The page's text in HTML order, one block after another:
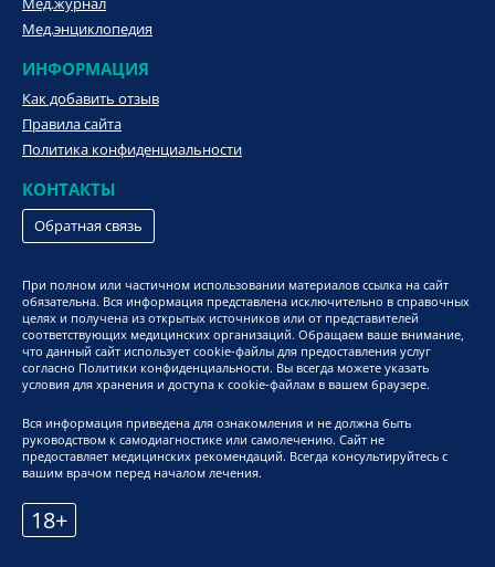
Мед.энциклопедия
ИНФОРМАЦИЯ
Как добавить отзыв
Правила сайта
Политика конфиденциальности
КОНТАКТЫ
Обратная связь
При полном или частичном использовании материалов ссылка на сайт
обязательна. Вся информация представлена исключительно в справочных
целях и получена из открытых источников или от представителей
соответствующих медицинских организаций. Обращаем ваше внимание,
что данный сайт использует cookie-файлы для предоставления услуг
согласно Политики конфиденциальности. Вы всегда можете указать
условия для хранения и доступа к cookie-файлам в вашем браузере.
Вся информация приведена для ознакомления и не должна быть
руководством к самодиагностике или самолечению. Сайт не
предоставляет медицинских рекомендаций. Всегда консультируйтесь с
вашим врачом перед началом лечения.
18+